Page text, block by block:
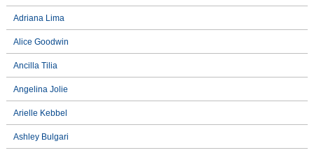
Adriana Lima
Alice Goodwin
Ancilla Tilia
Angelina Jolie
Arielle Kebbel
Ashley Bulgari